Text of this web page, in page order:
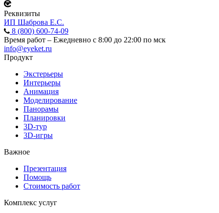
Реквизиты
ИП Шаброва Е.С.
8 (800) 600-74-09
Время работ – Ежедневно с 8:00 до 22:00 по мск
info@eyeket.ru
Продукт
Экстерьеры
Интерьеры
Анимация
Моделирование
Панорамы
Планировки
3D-тур
3D-игры
Важное
Презентация
Помощь
Стоимость работ
Комплекс услуг